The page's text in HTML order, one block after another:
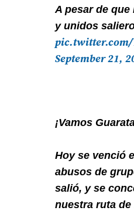
A pesar de
y unidos
pic.twitter.com/
September 21,
¡Vamos
Hoy se venció
abusos de
salió, y se
nuestra ruta